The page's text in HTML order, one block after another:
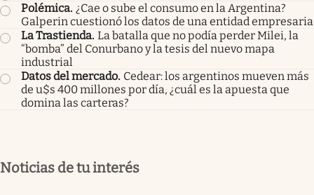
Polémica. ¿Cae o sube el consumo en la Argentina?
Galperin cuestionó los datos de una entidad empresaria
La Trastienda. La batalla que no podía perder Milei, la
“bomba” del Conurbano y la tesis del nuevo mapa
industrial
Datos del mercado. Cedear: los argentinos mueven más
de u$s 400 millones por día, ¿cuál es la apuesta que
domina las carteras?
Noticias de tu interés